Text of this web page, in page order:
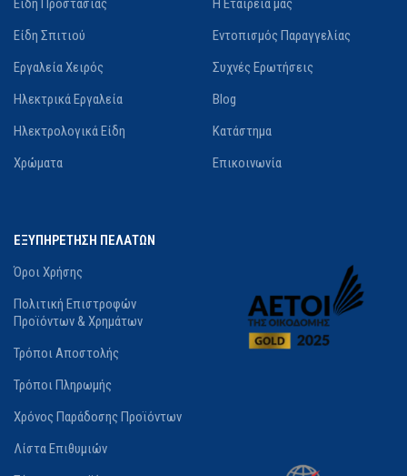
Είδη Προστασίας
Είδη Σπιτιού
Εργαλεία Χειρός
Ηλεκτρικά Εργαλεία
Ηλεκτρολογικά Είδη
Χρώματα
Η Εταιρεία μας
Εντοπισμός Παραγγελίας
Συχνές Ερωτήσεις
Blog
Κατάστημα
Επικοινωνία
ΕΞΥΠΗΡΕΤΗΣΗ ΠΕΛΑΤΩΝ
Όροι Χρήσης
Πολιτική Επιστροφών
Προϊόντων & Χρημάτων
Τρόποι Αποστολής
Τρόποι Πληρωμής
Χρόνος Παράδοσης Προϊόντων
Λίστα Επιθυμιών